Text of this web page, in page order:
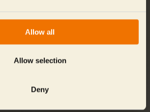
Allow all
Allow selection
Deny
bietet der Tierpark
Terminen die beliebten Advents-